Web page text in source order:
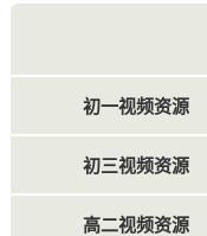
初一视频资源
初三视频资源
高二视频资源